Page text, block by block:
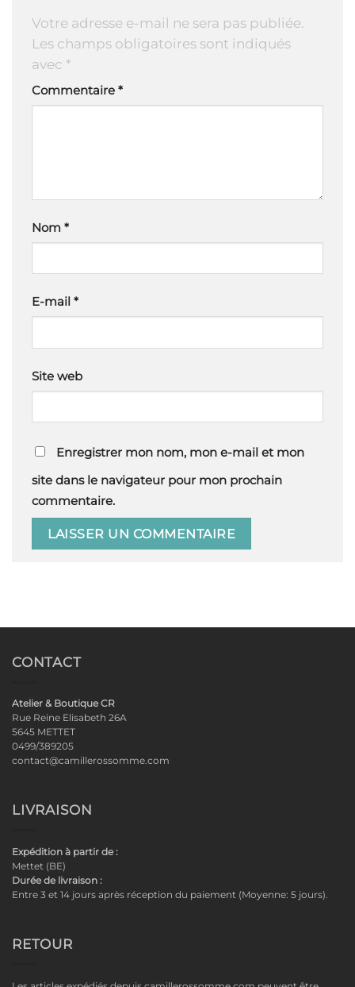
Votre adresse e-mail ne sera pas publiée.
Les champs obligatoires sont indiqués
avec *
Commentaire *
Nom *
E-mail *
Site web
Enregistrer mon nom, mon e-mail et mon
site dans le navigateur pour mon prochain
commentaire.
CONTACT
Atelier & Boutique CR
Rue Reine Elisabeth 26A
5645 METTET
0499/389205
contact@camillerossomme.com
LIVRAISON
Expédition à partir de :
Mettet (BE)
Durée de livraison :
Entre 3 et 14 jours après réception du paiement (Moyenne: 5 jours).
RETOUR